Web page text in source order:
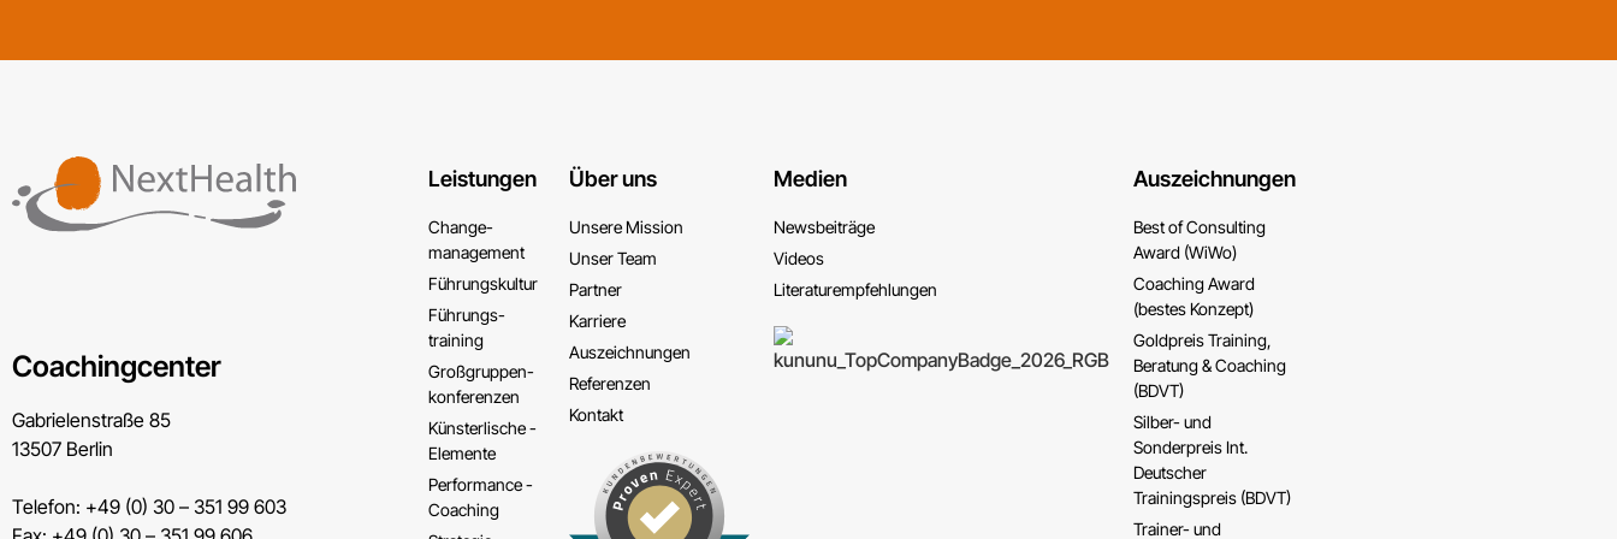
Coachingcenter
Gabrielenstraße 85
13507 Berlin
Telefon: +49 (0) 30 – 351 99 603
Leistungen
Change­
management
Führungs­kultur
Führungs­
training
Großgruppen­
konferenzen
Künsterlische ­
Elemente
Performance ­
Coaching
Über uns
Unsere Mission
Unser Team
Partner
Karriere
Auszeichnungen
Referenzen
Kontakt
Medien
News­beiträge
Videos
Literatur­empfehlungen
Auszeichnungen
Best of Consulting
Award (WiWo)
Coaching Award
(bestes Konzept)
Goldpreis Training,
Beratung & Coaching
(BDVT)
Silber- und
Sonderpreis Int.
Deutscher
Trainingspreis (BDVT)
Trainer- und